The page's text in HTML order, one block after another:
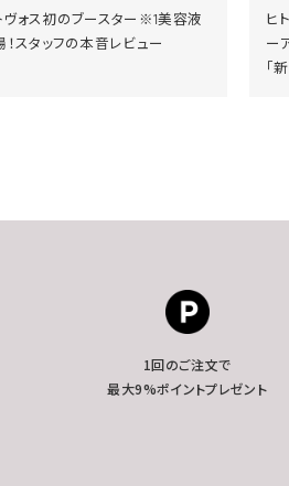
ヴォス初のブースター※1美容液
！スタッフの本音レビュー
ヒ
ー
「
1回のご注文で
最大9%ポイントプレゼント